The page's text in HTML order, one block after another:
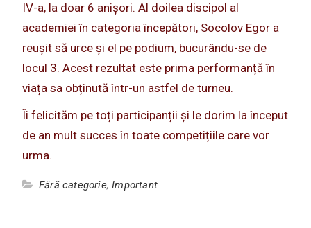
IV-a, la doar 6 anișori. Al doilea discipol al
academiei în categoria începători, Socolov Egor a
reușit să urce și el pe podium, bucurându-se de
locul 3. Acest rezultat este prima performanță în
viața sa obținută într-un astfel de turneu.
Îi felicităm pe toți participanții și le dorim la început
de an mult succes în toate competițiile care vor
urma.
Fără categorie,Important